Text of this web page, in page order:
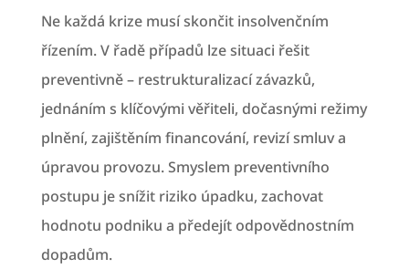
Ne každá krize musí skončit insolvenčním
řízením. V řadě případů lze situaci řešit
preventivně – restrukturalizací závazků,
jednáním s klíčovými věřiteli, dočasnými režimy
plnění, zajištěním financování, revizí smluv a
úpravou provozu. Smyslem preventivního
postupu je snížit riziko úpadku, zachovat
hodnotu podniku a předejít odpovědnostním
dopadům.